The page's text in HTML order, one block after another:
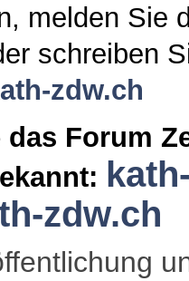
melden Sie
schreiben
zdw.ch
das Forum
zdw.ch